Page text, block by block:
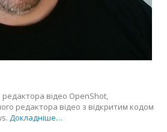
відео OpenShot,
редактора відео з відкритим кодом
Докладніше…